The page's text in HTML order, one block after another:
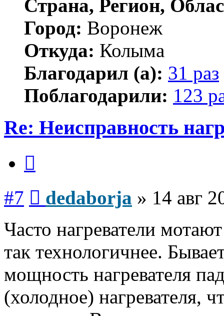
Страна, Регион,
Город: Воронеж
Откуда: Колыма
Благодарил (а): 31 раз
Поблагодарили: 123
Re: Неисправность
#7 dedaborja » 14 авг
Часто нагреватели
так технологичнее.
мощность нагревателя
(холодное) нагревателя,